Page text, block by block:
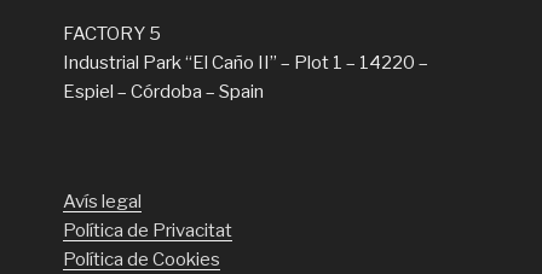
FACTORY 5
Industrial Park “El Caño II” – Plot 1 – 14220 –
Espiel – Córdoba – Spain
Avís legal
Política de Privacitat
Política de Cookies